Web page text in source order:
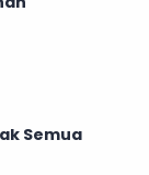
Semua